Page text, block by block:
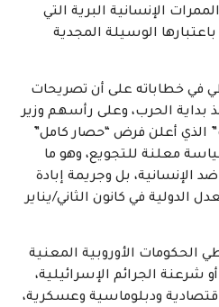
الإنسانية البرية التي
الوسيلة المجدية
في خطاباته على أن تصريحات
بداية الحرب، وعلى رأسهم وزير
الذي أعلن فرض “حصار كامل”
معلنة للتجويع، وهو ما
الإنسانية، بل وجريمة إبادة
الدولية في كانون الثاني/يناير
الحكومات الأوروبية المعنية
الجرائم الإسرائيلية،
ودبلوماسية وعسكرية،